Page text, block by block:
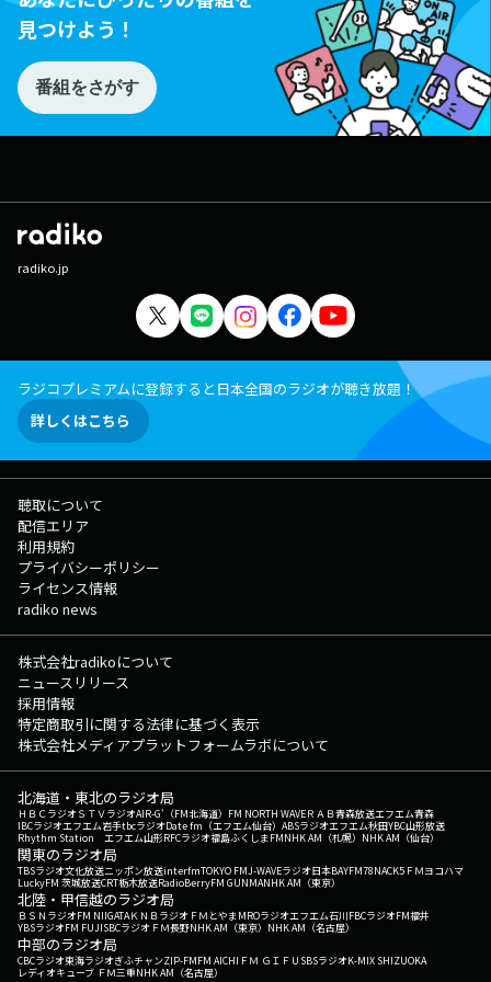
見つけよう！
番組をさがす
radiko.jp
ラジコプレミアムに登録すると日本全国のラジオが聴き放題！
詳しくはこちら
聴取について
配信エリア
利用規約
プライバシーポリシー
ライセンス情報
radiko news
株式会社radikoについて
ニュースリリース
採用情報
特定商取引に関する法律に基づく表示
株式会社メディアプラットフォームラボについて
北海道・東北のラジオ局
ＨＢＣラジオＳＴＶラジオAIR-G'（FM北海道） FM NORTH WAVEＲＡＢ青森放送エフエム青森
IBCラジオエフエム岩手tbcラジオDate fm（エフエム仙台） ABSラジオエフエム秋田YBC山形放送
Rhythm Station エフエム山形RFCラジオ福島ふくしまFMNHK AM（札幌） NHK AM（仙台）
関東のラジオ局
TBSラジオ文化放送ニッポン放送interfmTOKYO FMJ-WAVEラジオ日本BAYFM78NACK5 ＦＭヨコハマ
LuckyFM 茨城放送CRT栃木放送RadioBerryFM GUNMANHK AM（東京）
北陸・甲信越のラジオ局
ＢＳＮラジオFM NIIGATAＫＮＢラジオ ＦＭとやまMROラジオエフエム石川FBCラジオFM福井
YBSラジオFM FUJISBCラジオ ＦＭ長野NHK AM（東京） NHK AM（名古屋）
中部のラジオ局
CBCラジオ東海ラジオぎふチャンZIP-FMFM AICHI ＦＭ ＧＩＦＵ SBSラジオK-MIX SHIZUOKA
レディオキューブ ＦＭ三重NHK AM（名古屋）